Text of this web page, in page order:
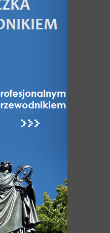
Wisłą
Torunia
Torunia
Torunia
Rozrywka
kulturalne
Lasy